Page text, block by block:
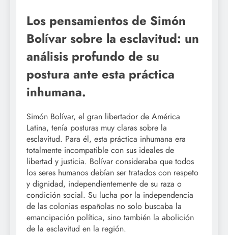
Los pensamientos de Simón
Bolívar sobre la esclavitud: un
análisis profundo de su
postura ante esta práctica
inhumana.
Simón Bolívar, el gran libertador de América
Latina, tenía posturas muy claras sobre la
esclavitud. Para él, esta práctica inhumana era
totalmente incompatible con sus ideales de
libertad y justicia. Bolívar consideraba que todos
los seres humanos debían ser tratados con respeto
y dignidad, independientemente de su raza o
condición social. Su lucha por la independencia
de las colonias españolas no solo buscaba la
emancipación política, sino también la abolición
de la esclavitud en la región.